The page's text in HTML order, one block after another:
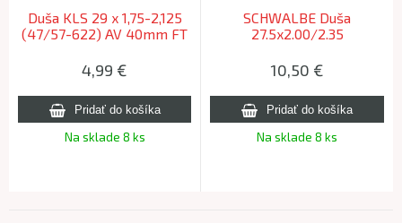
Duša KLS 29 x 1,75-2,125
(47/57-622) AV 40mm FT
4,99 €
Na sklade 8 ks
SCHWALBE Duša
27.5x2.00/2.35
(40/62-584/635) 140g
exlight
10,50 €
Na sklade 8 ks